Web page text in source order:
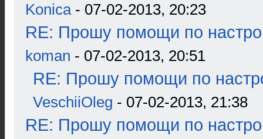
Konica- 07-02-2013, 20:23
RE: Прошу помощи по
koman - 07-02-2013, 20:51
RE: Прошу помощи по
VeschiiOleg - 07-02-2013, 21:38
RE: Прошу помощи по